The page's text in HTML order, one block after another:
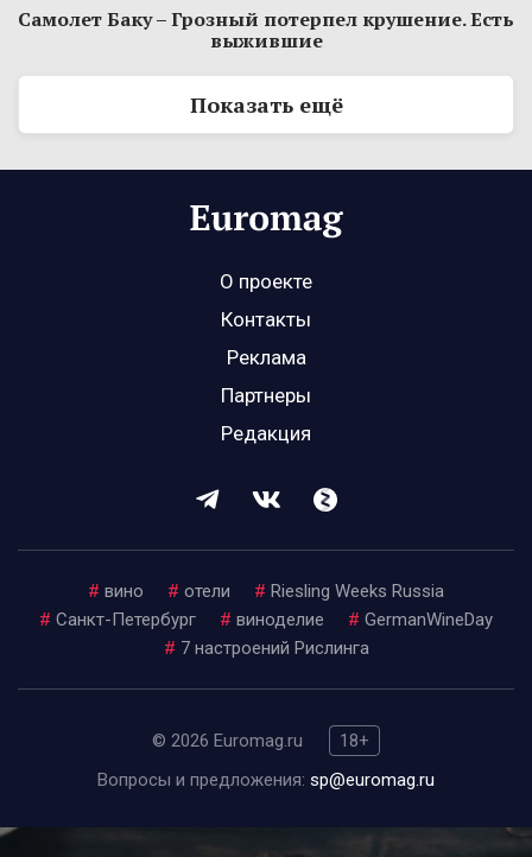
Самолет Баку – Грозный потерпел крушение. Есть
выжившие
Показать ещё
О проекте
Контакты
Реклама
Партнеры
Редакция
# вино # отели # Riesling Weeks Russia
# Санкт-Петербург # виноделие # GermanWineDay
# 7 настроений Рислинга
© 2026 Euromag.ru
18+
Вопросы и предложения: sp@euromag.ru